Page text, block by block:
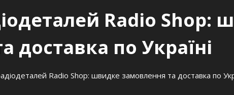
Radio Shop:
доставка по Україні
Radio Shop: швидке замовлення та доставка по